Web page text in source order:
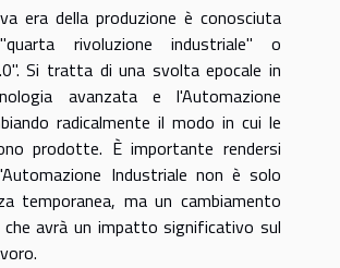
era della produzione è conosciuta
rivoluzione industriale" o
Si tratta di una svolta epocale in
avanzata e l'Automazione
radicalmente il modo in cui le
prodotte. È importante rendersi
Industriale non è solo
temporanea, ma un cambiamento
che avrà un impatto significativo sul